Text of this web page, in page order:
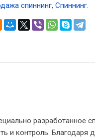
спиннинг, Спиннинг.
разработанное
и контроль. Благодаря